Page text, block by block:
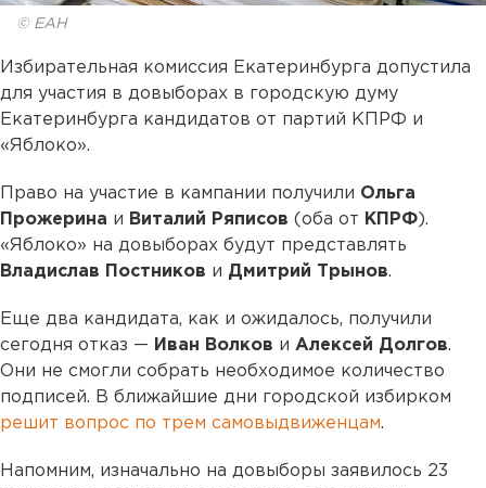
© ЕАН
Избирательная комиссия Екатеринбурга допустила
для участия в довыборах в городскую думу
Екатеринбурга кандидатов от партий КПРФ и
«Яблоко».
Право на участие в кампании получили Ольга
Прожерина и Виталий Ряписов (оба от КПРФ ).
«Яблоко» на довыборах будут представлять
Владислав Постников и Дмитрий Трынов.
Еще два кандидата, как и ожидалось, получили
сегодня отказ — Иван Волков и Алексей Долгов.
Они не смогли собрать необходимое количество
подписей. В ближайшие дни городской избирком
решит вопрос по трем самовыдвиженцам.
Напомним, изначально на довыборы заявилось 23